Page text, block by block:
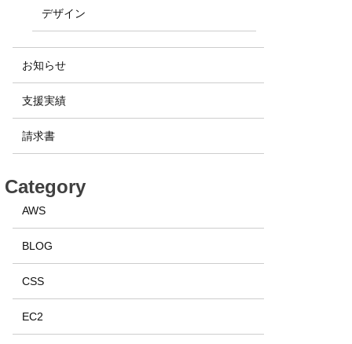
デザイン
お知らせ
支援実績
請求書
Category
AWS
BLOG
CSS
EC2